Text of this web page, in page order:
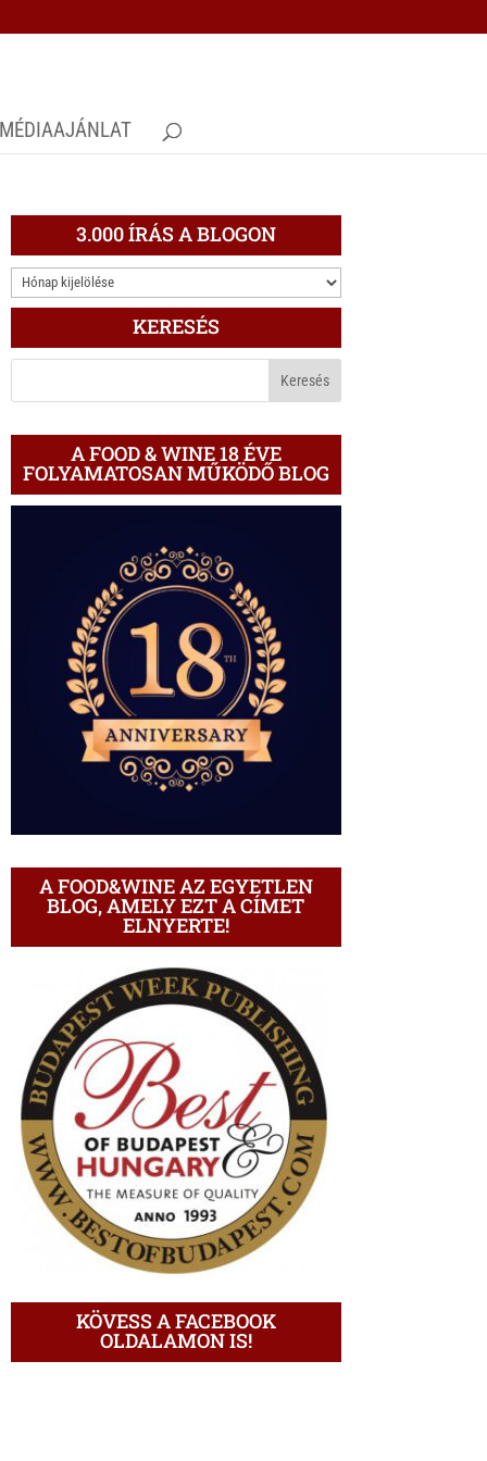
MÉDIAAJÁNLAT
3.000 ÍRÁS A BLOGON
3.000
ÍRÁS
BLOGON
KERESÉS
A FOOD & WINE 18 ÉVE
FOLYAMATOSAN MŰKÖDŐ BLOG
A FOOD&WINE AZ EGYETLEN
BLOG, AMELY EZT A CÍMET
ELNYERTE!
KÖVESS A FACEBOOK
OLDALAMON IS!